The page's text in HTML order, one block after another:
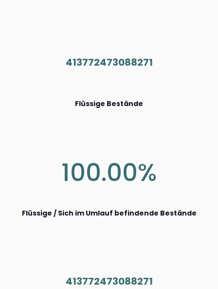
413772473088271
Flüssige Bestände
100.00%
Flüssige / Sich im Umlauf befindende Bestände
413772473088271